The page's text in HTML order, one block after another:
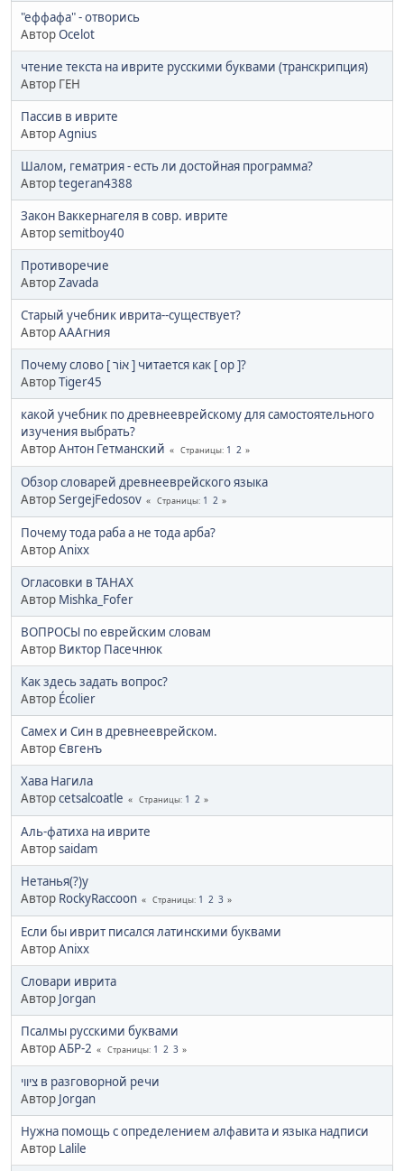
"еффафа" - отворись
АвторOcelot
чтение текста на иврите русскими буквами (транскрипция)
Автор ГЕН
Пассив в иврите
АвторAgnius
Шалом, гематрия - есть ли достойная программа?
Авторtegeran4388
Закон Ваккернагеля в совр. иврите
Авторsemitboy40
Противоречие
АвторZavada
Старый учебник иврита--существует?
АвторАААгния
Почему слово [ אוֹר ] читается как [ ор ]?
АвторTiger45
какой учебник по древнееврейскому для самостоятельного
изучения выбрать?
АвторАнтон Гетманский Страницы 1 2
Обзор словарей древнееврейского языка
АвторSergejFedosov Страницы 1 2
Почему тода раба а не тода арба?
АвторAnixx
Огласовки в ТАНАХ
Автор Mishka_Fofer
ВОПРОСЫ по еврейским словам
Автор Виктор Пасечнюк
Как здесь задать вопрос?
Автор Écolier
Самех и Син в древнееврейском.
АвторЄвгенъ
Хава Нагила
Авторcetsalcoatle Страницы 1 2
Аль-фатиха на иврите
Авторsaidam
Нетанья(?)у
Автор RockyRaccoon Страницы 1 2 3
Если бы иврит писался латинскими буквами
АвторAnixx
Словари иврита
Автор Jorgan
Псалмы русскими буквами
АвторАБР-2 Страницы 1 2 3
ציווי в разговорной речи
Автор Jorgan
Нужна помощь с определением алфавита и языка надписи
Автор Lalile